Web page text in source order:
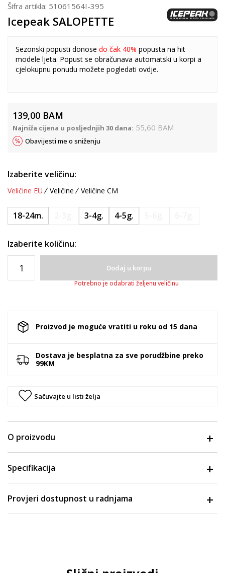
Šifra artikla: 51061564I-395
Icepeak SALOPETTE
Sezonski popusti donose do čak 40% popusta na hit
modele ljeta. Popust se obračunava automatski u korpi a
cjelokupnu ponudu možete pogledati ovdje.
139,00 BAM
Najniža cijena u posljednjih 30 dana: 55,60 BAM
Obavijesti me o sniženju
Izaberite veličinu:
Veličine EU Veličine Veličine CM
18-24m. 3-4g. 4-5g.
Izaberite količinu:
Dodaj u korpu
Potrebno je odabrati željenu veličinu
Proizvod je moguće vratiti u roku od 15 dana
Dostava je besplatna za sve porudžbine preko
99KM
Sačuvajte u listi želja
O proizvodu
Specifikacija
Provjeri dostupnost u radnjama